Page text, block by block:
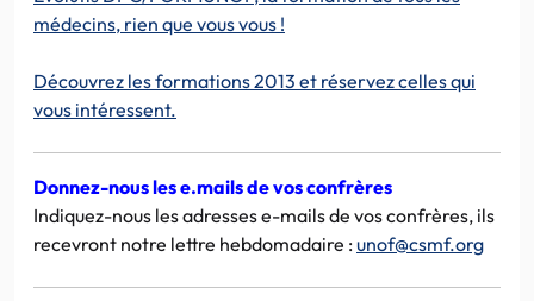
médecins, rien que vous vous !
Découvrez les formations 2013 et réservez celles qui
vous intéressent.
Donnez-nous les e.mails de vos confrères
Indiquez-nous les adresses e-mails de vos confrères, ils
recevront notre lettre hebdomadaire :unof@csmf.org